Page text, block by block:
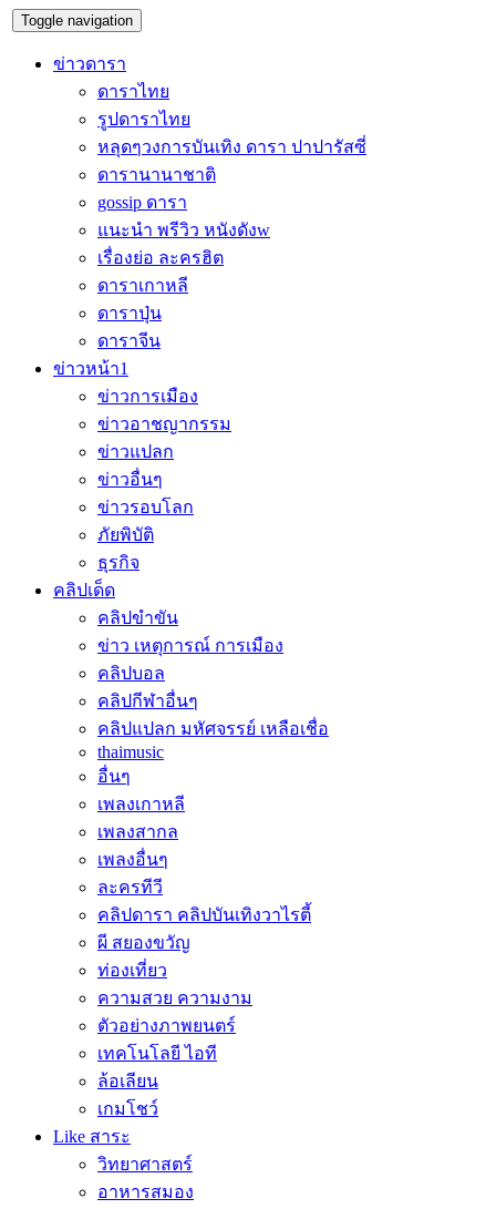
Toggle navigation
ข่าวดารา
ดาราไทย
รูปดาราไทย
หลุดๆวงการบันเทิง ดารา ปาปารัสซี่
ดารานานาชาติ
gossip ดารา
แนะนำ พรีวิว หนังดังw
เรื่องย่อ ละครฮิต
ดาราเกาหลี
ดาราปุ่น
ดาราจีน
ข่าวหน้า1
ข่าวการเมือง
ข่าวอาชญากรรม
ข่าวแปลก
ข่าวอื่นๆ
ข่าวรอบโลก
ภัยพิบัติ
ธุรกิจ
คลิปเด็ด
คลิปขำขัน
ข่าว เหตุการณ์ การเมือง
คลิปบอล
คลิปกีฬาอื่นๆ
คลิปแปลก มหัศจรรย์ เหลือเชื่อ
thaimusic
อื่นๆ
เพลงเกาหลี
เพลงสากล
เพลงอื่นๆ
ละครทีวี
คลิปดารา คลิปบันเทิงวาไรตี้
ผี สยองขวัญ
ท่องเที่ยว
ความสวย ความงาม
ตัวอย่างภาพยนตร์
เทคโนโลยี ไอที
ล้อเลียน
เกมโชว์
Like สาระ
วิทยาศาสตร์
อาหารสมอง